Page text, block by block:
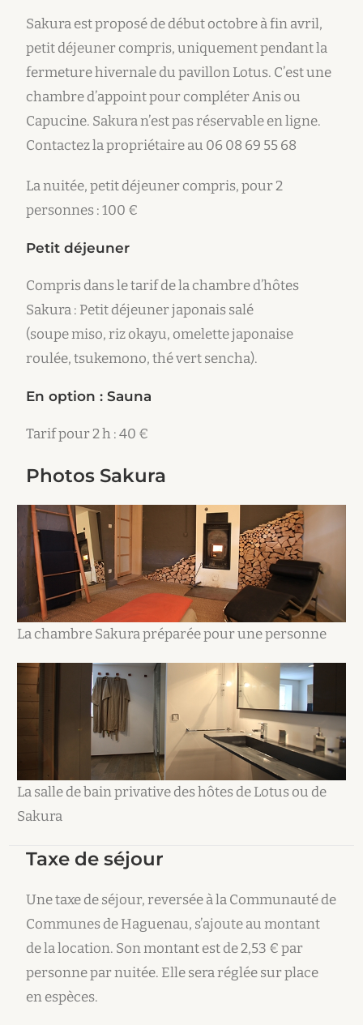
Sakura est proposé de début octobre à fin avril,
petit déjeuner compris, uniquement pendant la
fermeture hivernale du pavillon Lotus. C’est une
chambre d’appoint pour compléter Anis ou
Capucine. Sakura n’est pas réservable en ligne.
Contactez la propriétaire au 06 08 69 55 68
La nuitée, petit déjeuner compris, pour 2
personnes : 100 €
Petit déjeuner
Compris dans le tarif de la chambre d’hôtes
Sakura : Petit déjeuner japonais salé
(soupe miso, riz okayu, omelette japonaise
roulée, tsukemono, thé vert sencha).
En option : Sauna
Tarif pour 2 h : 40 €
Photos Sakura
La chambre Sakura préparée pour une personne
La salle de bain privative des hôtes de Lotus ou de
Sakura
Taxe de séjour
Une taxe de séjour, reversée à la Communauté de
Communes de Haguenau, s’ajoute au montant
de la location. Son montant est de 2,53 € par
personne par nuitée. Elle sera réglée sur place
en espèces.